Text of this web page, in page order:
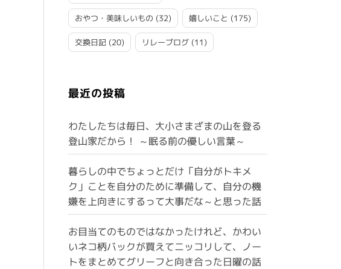
おやつ・美味しいもの (32) 嬉しいこと (175)
交換日記 (20) リレーブログ (11)
最近の投稿
わたしたちは毎日、大小さまざまの山を登る
登山家だから！ ～眠る前の優しい言葉～
暮らしの中でちょっとだけ「自分がトキメ
ク」ことを自分のために準備して、自分の機
嫌を上向きにするって大事だな～と思った話
お目当てのものではなかったけれど、かわい
いネコ柄バックが買えてニッコリして、ノー
トをまとめてグリーフと向き合った日曜の話